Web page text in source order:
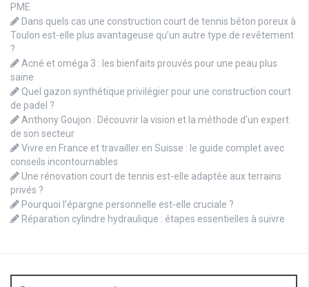
PME
Dans quels cas une construction court de tennis béton poreux à
Toulon est-elle plus avantageuse qu’un autre type de revêtement
?
Acné et oméga 3 : les bienfaits prouvés pour une peau plus
saine
Quel gazon synthétique privilégier pour une construction court
de padel ?
Anthony Goujon : Découvrir la vision et la méthode d’un expert
de son secteur
Vivre en France et travailler en Suisse : le guide complet avec
conseils incontournables
Une rénovation court de tennis est-elle adaptée aux terrains
privés ?
Pourquoi l’épargne personnelle est-elle cruciale ?
Réparation cylindre hydraulique : étapes essentielles à suivre